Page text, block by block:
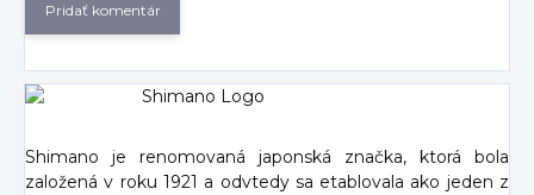
Pridať komentár
Shimano je renomovaná japonská značka, ktorá bola
založená v roku 1921 a odvtedy sa etablovala ako jeden z